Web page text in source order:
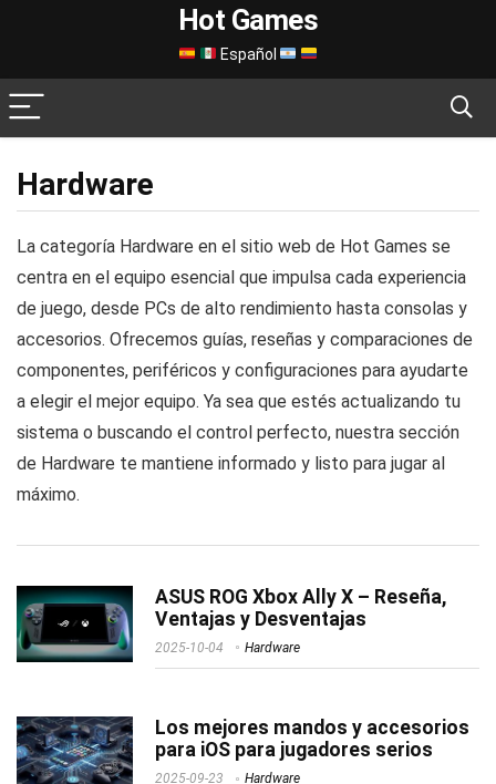
Hot Games
Español
Hardware
La categoría Hardware en el sitio web de Hot Games se
centra en el equipo esencial que impulsa cada experiencia
de juego, desde PCs de alto rendimiento hasta consolas y
accesorios. Ofrecemos guías, reseñas y comparaciones de
componentes, periféricos y configuraciones para ayudarte
a elegir el mejor equipo. Ya sea que estés actualizando tu
sistema o buscando el control perfecto, nuestra sección
de Hardware te mantiene informado y listo para jugar al
máximo.
ASUS ROG Xbox Ally X – Reseña,
Ventajas y Desventajas
2025-10-04 Hardware
Los mejores mandos y accesorios
para iOS para jugadores serios
2025-09-23 Hardware